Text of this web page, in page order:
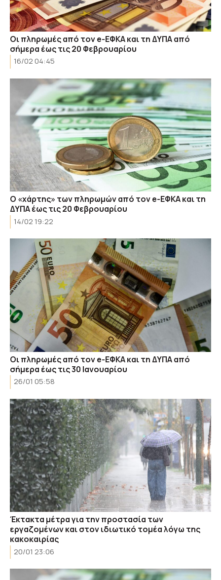
Οι πληρωμές από τον e-ΕΦΚΑ και τη ΔΥΠΑ από
σήμερα έως τις 20 Φεβρουαρίου
16/02 04:45
Ο «χάρτης» των πληρωμών από τον e-ΕΦΚΑ και τη
ΔΥΠΑ έως τις 20 Φεβρουαρίου
14/02 19:22
Οι πληρωμές από τον e-ΕΦΚΑ και τη ΔΥΠΑ από
σήμερα έως τις 30 Ιανουαρίου
26/01 05:58
Έκτακτα μέτρα για την προστασία των
εργαζομένων και στον ιδιωτικό τομέα λόγω της
κακοκαιρίας
20/01 23:06